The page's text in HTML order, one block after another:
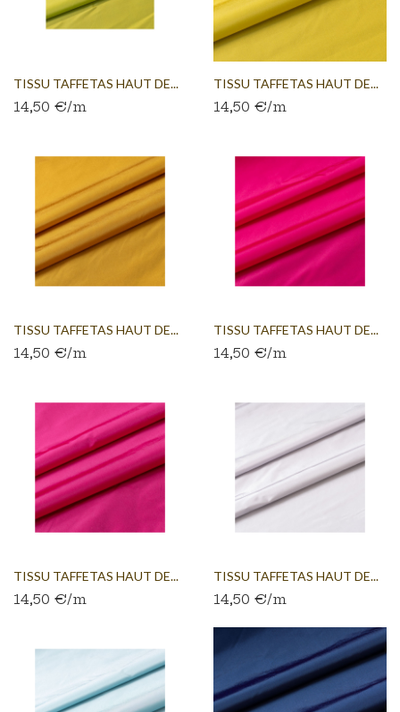
TISSU TAFFETAS HAUT DE...
14,50 €/m
TISSU TAFFETAS HAUT DE...
14,50 €/m
TISSU TAFFETAS HAUT DE...
14,50 €/m
TISSU TAFFETAS HAUT DE...
14,50 €/m
TISSU TAFFETAS HAUT DE...
14,50 €/m
TISSU TAFFETAS HAUT DE...
14,50 €/m